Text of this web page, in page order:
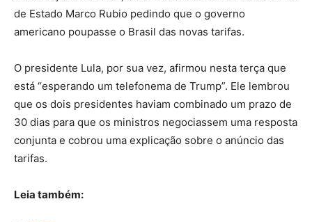
de Estado Marco Rubio pedindo que o governo
americano poupasse o Brasil das novas tarifas.
O presidente Lula, por sua vez, afirmou nesta terça que
está “esperando um telefonema de Trump”. Ele lembrou
que os dois presidentes haviam combinado um prazo de
30 dias para que os ministros negociassem uma resposta
conjunta e cobrou uma explicação sobre o anúncio das
tarifas.
Leia também: